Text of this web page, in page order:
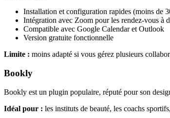
Installation et configuration rapides (moins de
Intégration avec Zoom pour les rendez-vous à
Compatible avec Google Calendar et Outlook
Version gratuite fonctionnelle
Limite : moins adapté si vous gérez plusieurs
Bookly
Bookly est un plugin populaire, réputé pour son
Idéal pour : les instituts de beauté, les coachs